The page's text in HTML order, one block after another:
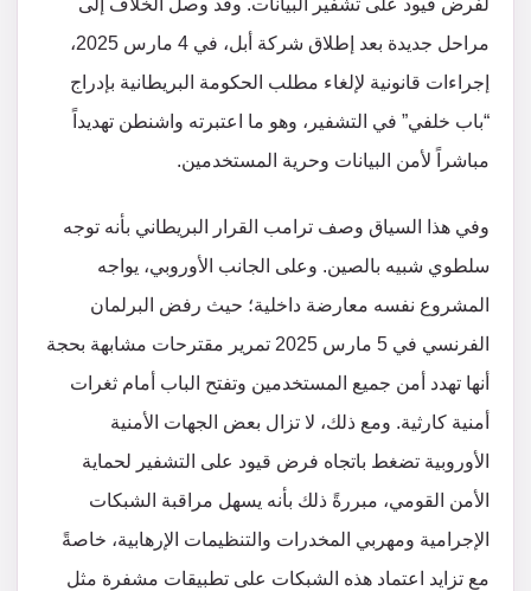
مراحل جديدة بعد إطلاق شركة أبل، في 4 مارس 2025،
إجراءات قانونية لإلغاء مطلب الحكومة البريطانية بإدراج
“باب خلفي” في التشفير، وهو ما اعتبرته واشنطن تهديداً
مباشراً لأمن البيانات وحرية المستخدمين​.
وفي هذا السياق وصف ترامب القرار البريطاني بأنه توجه
سلطوي شبيه بالصين​. وعلى الجانب الأوروبي، يواجه
المشروع نفسه معارضة داخلية؛ حيث رفض البرلمان
الفرنسي في 5 مارس 2025 تمرير مقترحات مشابهة بحجة
أنها تهدد أمن جميع المستخدمين وتفتح الباب أمام ثغرات
أمنية كارثية. ومع ذلك، لا تزال بعض الجهات الأمنية
الأوروبية تضغط باتجاه فرض قيود على التشفير لحماية
الأمن القومي، مبررةً ذلك بأنه يسهل مراقبة الشبكات
الإجرامية ومهربي المخدرات والتنظيمات الإرهابية، خاصةً
مع تزايد اعتماد هذه الشبكات على تطبيقات مشفرة مثل